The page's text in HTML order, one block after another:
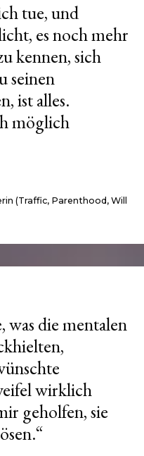
tue, und
es noch mehr
kennen, sich
seinen
ist alles.
möglich
(Traffic, Parenthood, Will
was die mentalen
wirklich
geholfen, sie